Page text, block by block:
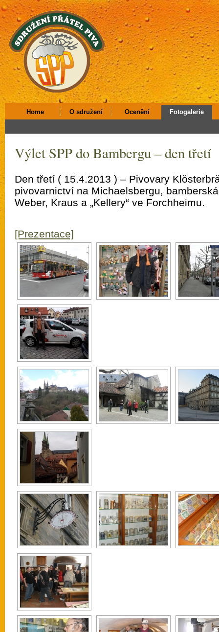
Home O sdružení Ocenění Fotogalerie
Výlet SPP do Bambergu – den třetí
Den třetí ( 15.4.2013 ) – Pivovary
pivovarnictví na Michaelsbergu,
Weber, Kraus a „Kellery“ ve Forchheimu.
[Prezentace]